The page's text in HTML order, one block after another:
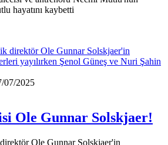
hayatını kaybetti
07/2025
Ole Gunnar Solskjaer!
Ole Gunnar Solskjaer'in